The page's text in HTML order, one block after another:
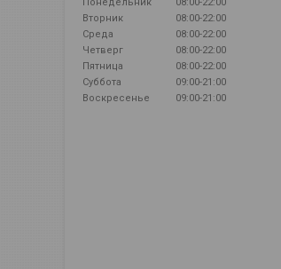
Понедельник
08:00-22:00
Вторник
08:00-22:00
Среда
08:00-22:00
Четверг
08:00-22:00
Пятница
08:00-22:00
Суббота
09:00-21:00
Воскресенье
09:00-21:00